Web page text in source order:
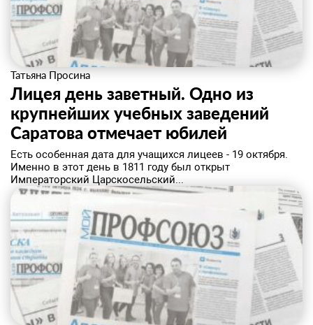
Татьяна Просина
Лицея день заветный. Одно из
крупнейших учебных заведений
Саратова отмечает юбилей
​Есть особенная дата для учащихся лицеев - 19 октября.
Именно в этот день в 1811 году был открыт
Императорский Царскосельский...